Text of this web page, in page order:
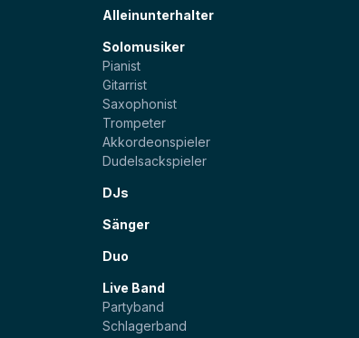
Alleinunterhalter
Solomusiker
Pianist
Gitarrist
Saxophonist
Trompeter
Akkordeonspieler
Dudelsackspieler
DJs
Sänger
Duo
Live Band
Partyband
Schlagerband